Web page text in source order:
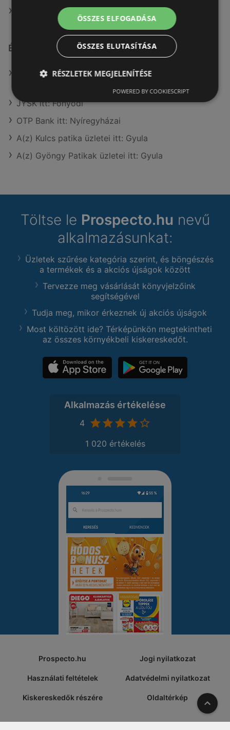
A(z) Praktiker ajánlatai
Érdeklődésre számot tartó elemek itt:
A(z) KiK Textilien und Non-Food B.V. (NL) üzletei itt:
JYSK itt: Fonyódi
OTP Bank itt: Nyíregyházai
A(z) Kulcs patika üzletei itt: Gyula
A(z) Gyöngy Patikak üzletei itt: Gyula
Töltse le Prospecto.hu nevű
alkalmazásunkat:
Üzletek szűrése kategória szerint, és böngészés
a termékek és a akciós újságok között
Tervezze meg vásárlását könyvjelzőink
segítségével
Tudja meg, mikor érkeznek új akciós újságok
Most költözött ide? Térképünkön megtekintheti
az összes környékbeli kiskereskedőt.
Alkalmazás értékelése
4
1 020 értékelés
Prospecto.hu Jogi nyilatkozat
Használati feltételek Adatvédelmi nyilatkozat
Kiskereskedők részére Oldaltérkép A
ÖSSZES ELFOGADÁSA
ÖSSZES ELUTASÍTÁSA
RÉSZLETEK MEGJELENÍTÉSE
POWERED BY COOKIESCRIPT